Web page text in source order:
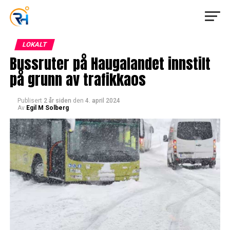
LOKALT
Bussruter på Haugalandet innstilt
på grunn av trafikkaos
Publisert 2 år siden den 4. april 2024
Av Egil M Solberg